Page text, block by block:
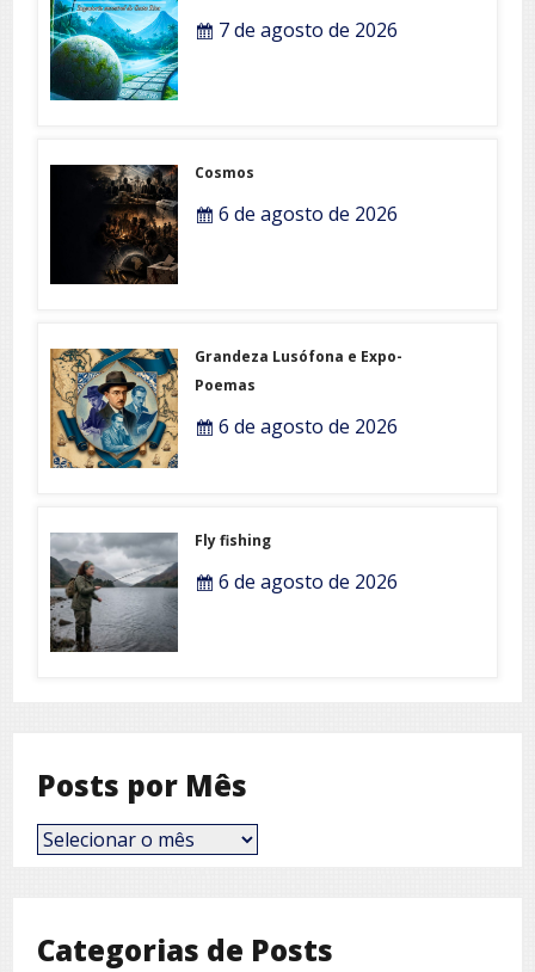
7 de agosto de 2026
Cosmos
6 de agosto de 2026
Grandeza Lusófona e Expo-
Poemas
6 de agosto de 2026
Fly fishing
6 de agosto de 2026
Posts por Mês
Posts
por
Categorias de Posts